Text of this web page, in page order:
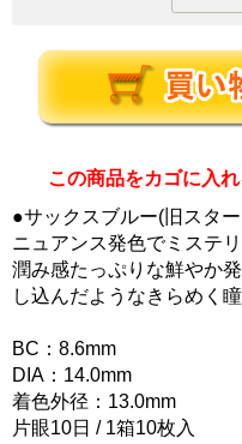
この商品をカゴに入
●サックスブルー(旧スタ
ニュアンス発色でミステ
潤み感たっぷりな鮮やか
し込んだようなきらめく
BC：8.6mm
DIA：14.0mm
着色外径：13.0mm
片眼10日 / 1箱10枚入